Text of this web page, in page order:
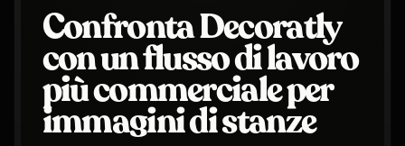
Confronta Decoratly
con un flusso di lavoro
più commerciale per
immagini di stanze